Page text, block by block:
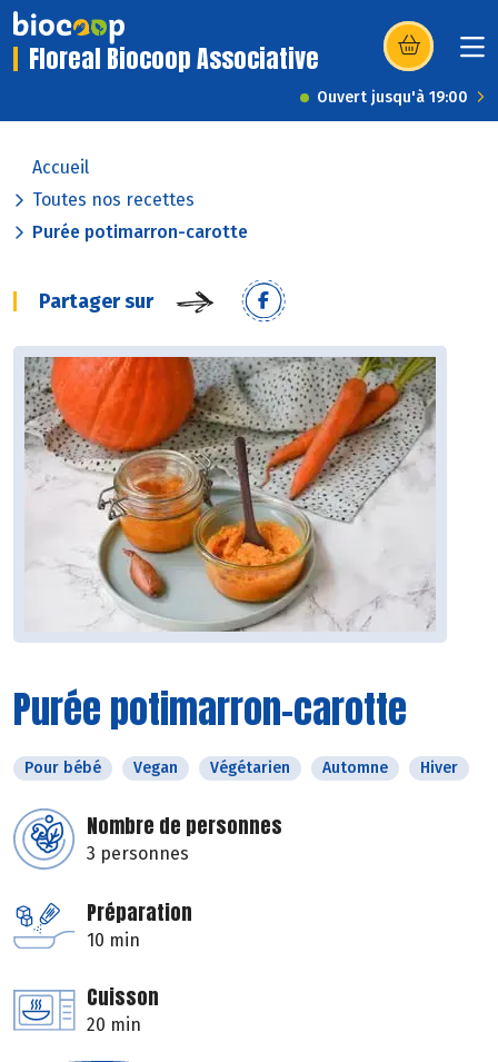
Floreal Biocoop Associative (s’ouvre dans
Ouvert jusqu'à 19:00
Accueil
Toutes nos recettes
Purée potimarron-carotte
Partager sur
Purée potimarron-carotte
Pour bébé Vegan Végétarien Automne Hiver
Nombre de personnes
3 personnes
Préparation
10 min
Cuisson
20 min